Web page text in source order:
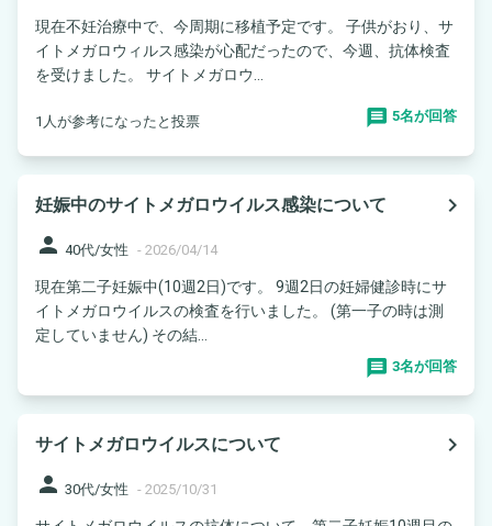
現在不妊治療中で、今周期に移植予定です。 子供がおり、サ
イトメガロウィルス感染が心配だったので、今週、抗体検査
を受けました。 サイトメガロウ...
1人が参考になったと投票 5名が回答
妊娠中のサイトメガロウイルス感染について
navigate_next
person 40代/女性 - 2026/04/14
現在第二子妊娠中(10週2日)です。 9週2日の妊婦健診時にサ
イトメガロウイルスの検査を行いました。 (第一子の時は測
定していません) その結...
3名が回答
サイトメガロウイルスについて
navigate_next
person 30代/女性 - 2025/10/31